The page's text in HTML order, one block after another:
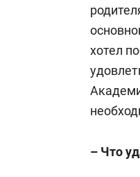
хотел
– Что